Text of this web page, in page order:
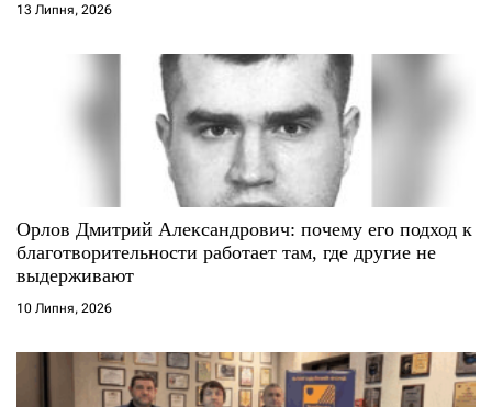
13 Липня, 2026
Орлов Дмитрий Александрович: почему его подход к
благотворительности работает там, где другие не
выдерживают
10 Липня, 2026